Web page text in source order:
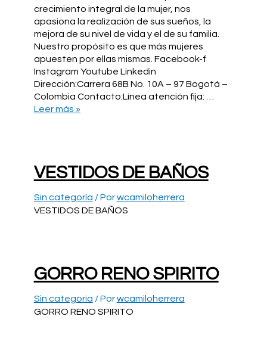
crecimiento integral de la mujer, nos
apasiona la realización de sus sueños, la
mejora de su nivel de vida y el de su familia.
Nuestro propósito es que más mujeres
apuesten por ellas mismas. Facebook-f
Instagram Youtube Linkedin
Dirección:Carrera 68B No. 10A – 97 Bogotá –
Colombia Contacto:Línea atención fija: …
OFERTAS
Leer más »
VESTIDOS DE BAÑOS
Sin categoría / Porwcamiloherrera
VESTIDOS DE BAÑOS
GORRO RENO SPIRITO
Sin categoría / Porwcamiloherrera
GORRO RENO SPIRITO